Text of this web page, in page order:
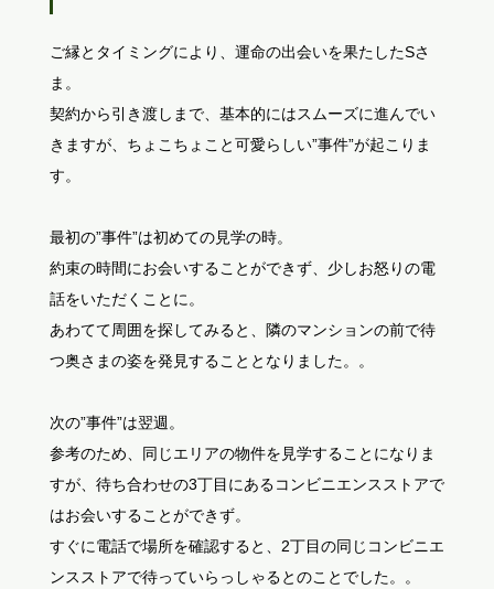
ご縁とタイミングにより、運命の出会いを果たしたSさ
ま。
契約から引き渡しまで、基本的にはスムーズに進んでい
きますが、ちょこちょこと可愛らしい”事件”が起こりま
す。
最初の”事件”は初めての見学の時。
約束の時間にお会いすることができず、少しお怒りの電
話をいただくことに。
あわてて周囲を探してみると、隣のマンションの前で待
つ奥さまの姿を発見することとなりました。。
次の”事件”は翌週。
参考のため、同じエリアの物件を見学することになりま
すが、待ち合わせの3丁目にあるコンビニエンスストアで
はお会いすることができず。
すぐに電話で場所を確認すると、2丁目の同じコンビニエ
ンスストアで待っていらっしゃるとのことでした。。